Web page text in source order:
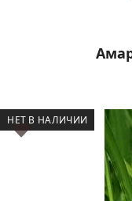
НЕТ В НАЛИЧИИ